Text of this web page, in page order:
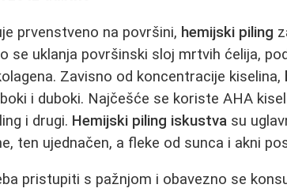
prvenstveno na površini, hemijski piling
se uklanja površinski sloj mrtvih ćelija,
Zavisno od koncentracije kiselina,
i duboki. Najčešće se koriste AHA
i drugi. Hemijski piling iskustva su
ten ujednačen, a fleke od sunca i akni
pristupiti s pažnjom i obavezno se